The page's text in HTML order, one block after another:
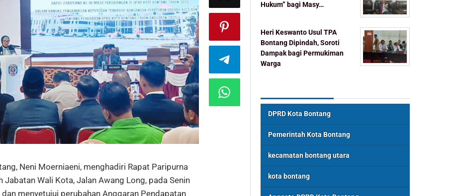
Neni Moerniaeni, menghadiri Rapat Paripurna
Wali Kota, Jalan Awang Long, pada Senin
menyetujui perubahan Anggaran Pendapatan
Hukum” bagi Masy…
Heri Keswanto Usul TPA
Bontang Dipindah, Soroti
Dampak bagi Permukiman
Warga
DPRD Kota Bontang
Pemerintah Kota Bontang
kecamatan bontang utara
kota bontang